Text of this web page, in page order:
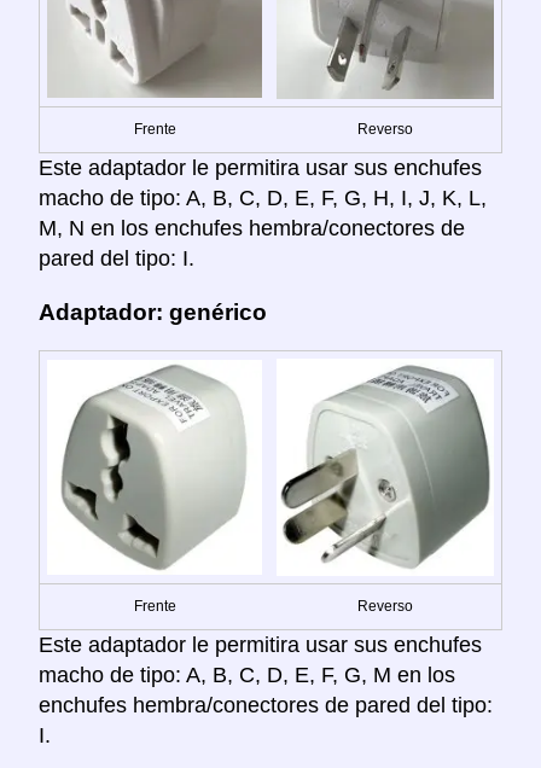
Frente Reverso
Este adaptador le permitira usar sus enchufes
macho de tipo: A, B, C, D, E, F, G, H, I, J, K, L,
M, N en los enchufes hembra/conectores de
pared del tipo: I.
Adaptador: genérico
Frente Reverso
Este adaptador le permitira usar sus enchufes
macho de tipo: A, B, C, D, E, F, G, M en los
enchufes hembra/conectores de pared del tipo:
I.